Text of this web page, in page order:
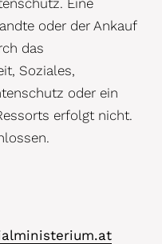
oder der Ankauf
das
Soziales,
oder ein
erfolgt nicht.